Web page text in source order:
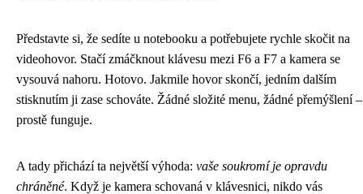
Představte si, že sedíte u notebooku a potřebujete rychle skočit na
videohovor. Stačí zmáčknout klávesu mezi F6 a F7 a kamera se
vysouvá nahoru. Hotovo. Jakmile hovor skončí, jedním dalším
stisknutím ji zase schováte. Žádné složité menu, žádné přemýšlení –
prostě funguje.
A tady přichází ta největší výhoda: vaše soukromí je opravdu
chráněné. Když je kamera schovaná v klávesnici, nikdo vás